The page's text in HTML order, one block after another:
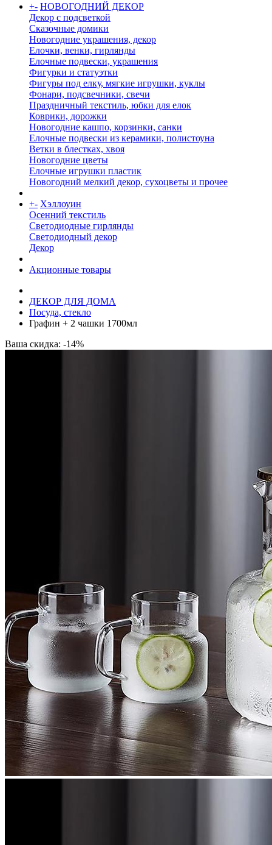
+- НОВОГОДНИЙ ДЕКОР
Декор с подсветкой
Сказочные домики
Новогодние украшения, декор
Елочки, венки, гирлянды
Елочные подвески, украшения
Фигурки и статуэтки
Фигуры под елку, мягкие игрушки, куклы
Фонари, подсвечники, свечи
Праздничный текстиль, юбки для елок
Коврики, дорожки
Новогодние кашпо, корзинки, санки
Елочные подвески из керамики, полистоуна
Ветки в блестках, хвоя
Новогодние цветы
Елочные игрушки пластик
Новогодний мелкий декор, сухоцветы и прочее
+- Хэллоуин
Осенний текстиль
Светодиодные гирлянды
Светодиодный декор
Декор
Акционные товары
ДЕКОР ДЛЯ ДОМА
Посуда, стекло
Графин + 2 чашки 1700мл
Ваша скидка: -14%